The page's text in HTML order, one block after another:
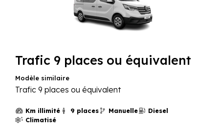
Trafic 9 places ou équivalent
Modèle similaire
Trafic 9 places ou équivalent
Km illimité 9 places Manuelle
Diesel
Climatisé